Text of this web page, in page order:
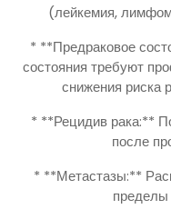
(лейкемия,
* **Предраковое
состояния требуют
снижения риска
* **Рецидив рака:**
после
* **Метастазы:**
пределы